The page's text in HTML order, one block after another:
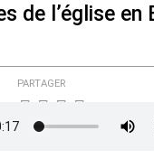
de l’église en
PARTAGER